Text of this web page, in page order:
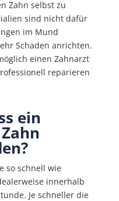
Zahn selbst zu
sind nicht dafür
im Mund
Schaden anrichten.
einen Zahnarzt
reparieren
ein
so schnell wie
innerhalb
Je schneller die